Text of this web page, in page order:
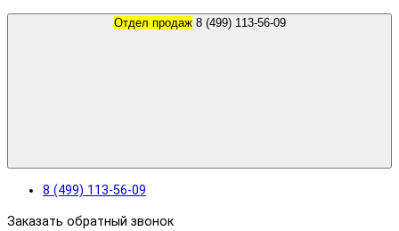
Отдел продаж 8 (499) 113-56-09
8 (499) 113-56-09
Заказать обратный звонок